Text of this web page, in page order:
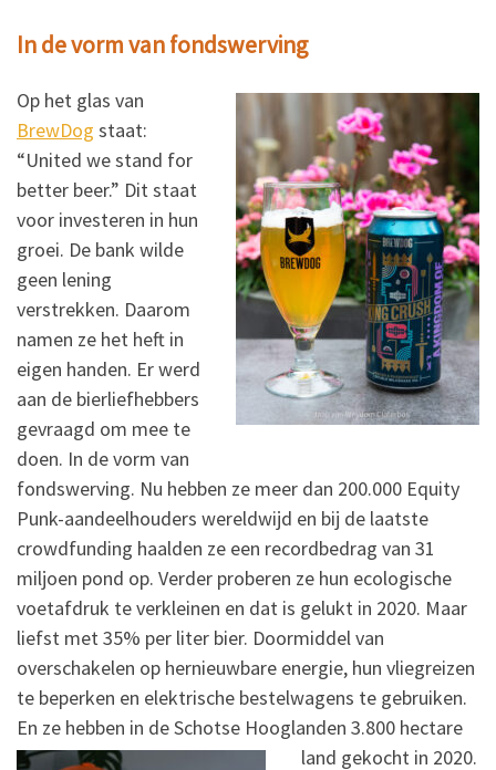
In de vorm van fondswerving
Op het glas van
BrewDog staat:
“United we stand for
better beer.” Dit staat
voor investeren in hun
groei. De bank wilde
geen lening
verstrekken. Daarom
namen ze het heft in
eigen handen. Er werd
aan de bierliefhebbers
gevraagd om mee te
doen. In de vorm van
fondswerving. Nu hebben ze meer dan 200.000 Equity
Punk-aandeelhouders wereldwijd en bij de laatste
crowdfunding haalden ze een recordbedrag van 31
miljoen pond op. Verder proberen ze hun ecologische
voetafdruk te verkleinen en dat is gelukt in 2020. Maar
liefst met 35% per liter bier. Doormiddel van
overschakelen op hernieuwbare energie, hun vliegreizen
te beperken en elektrische bestelwagens te gebruiken.
En ze hebben in de Schotse Hooglanden 3.800 hectare
land gekocht in 2020.